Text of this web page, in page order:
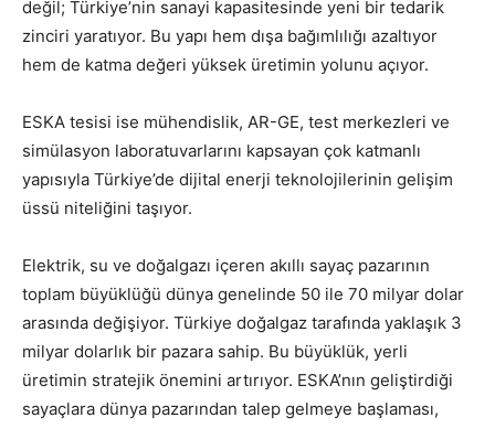
değil; Türkiye’nin sanayi kapasitesinde yeni bir tedarik
zinciri yaratıyor. Bu yapı hem dışa bağımlılığı azaltıyor
hem de katma değeri yüksek üretimin yolunu açıyor.
ESKA tesisi ise mühendislik, AR-GE, test merkezleri ve
simülasyon laboratuvarlarını kapsayan çok katmanlı
yapısıyla Türkiye’de dijital enerji teknolojilerinin gelişim
üssü niteliğini taşıyor.
Elektrik, su ve doğalgazı içeren akıllı sayaç pazarının
toplam büyüklüğü dünya genelinde 50 ile 70 milyar dolar
arasında değişiyor. Türkiye doğalgaz tarafında yaklaşık 3
milyar dolarlık bir pazara sahip. Bu büyüklük, yerli
üretimin stratejik önemini artırıyor. ESKA’nın geliştirdiği
sayaçlara dünya pazarından talep gelmeye başlaması,